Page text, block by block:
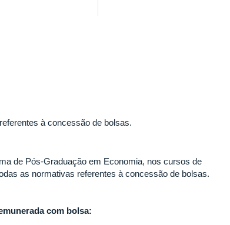
à concessão de bolsas.
de Pós-Graduação em Economia, nos cursos de
as normativas referentes à concessão de bolsas.
com bolsa: